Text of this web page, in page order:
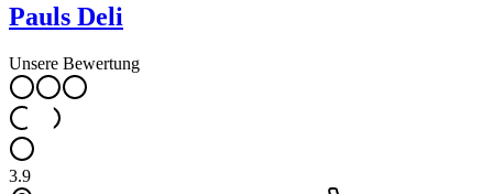
Pauls Deli
Unsere Bewertung
3.9